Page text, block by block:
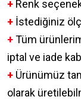
+ Renk
+ İstediğiniz
+Tüm
iptal ve iade
+ Ürünümüz
olarak